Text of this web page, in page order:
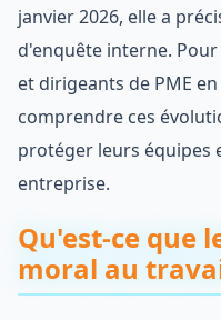
janvier 2026, elle a
d'enquête interne. Pour
et dirigeants de PME
comprendre ces
protéger leurs équipes
entreprise.
Qu'est-ce que
moral au